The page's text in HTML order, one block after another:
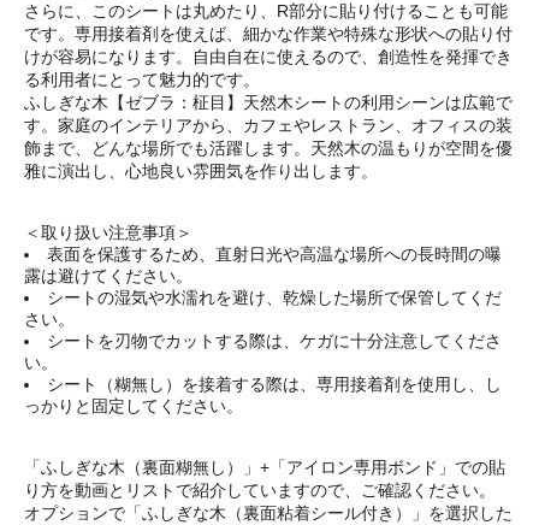
さらに、このシートは丸めたり、R部分に貼り付けることも可能
です。専用接着剤を使えば、細かな作業や特殊な形状への貼り付
けが容易になります。自由自在に使えるので、創造性を発揮でき
る利用者にとって魅力的です。
ふしぎな木【ゼブラ：柾目】天然木シートの利用シーンは広範で
す。家庭のインテリアから、カフェやレストラン、オフィスの装
飾まで、どんな場所でも活躍します。天然木の温もりが空間を優
雅に演出し、心地良い雰囲気を作り出します。
＜取り扱い注意事項＞
表面を保護するため、直射日光や高温な場所への長時間の曝
露は避けてください。
シートの湿気や水濡れを避け、乾燥した場所で保管してくだ
さい。
シートを刃物でカットする際は、ケガに十分注意してくださ
い。
シート（糊無し）を接着する際は、専用接着剤を使用し、し
っかりと固定してください。
「ふしぎな木（裏面糊無し）」+「アイロン専用ボンド」での貼
り方を動画とリストで紹介していますので、ご確認ください。
オプションで「ふしぎな木（裏面粘着シール付き）」を選択した